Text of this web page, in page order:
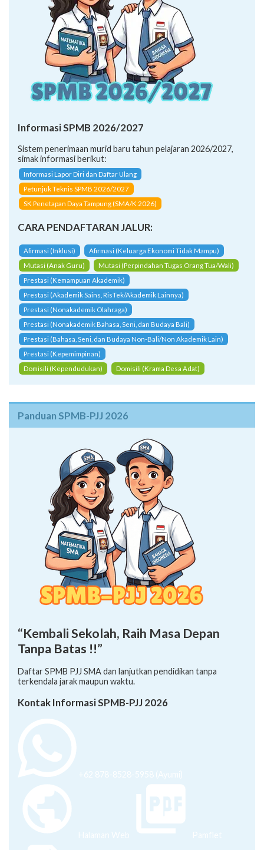
Informasi SPMB 2026/2027
Sistem penerimaan murid baru tahun pelajaran 2026/2027,
simak informasi berikut:
Informasi Lapor Diri dan Daftar Ulang
Petunjuk Teknis SPMB 2026/2027
SK Penetapan Daya Tampung (SMA/K 2026)
CARA PENDAFTARAN JALUR:
Afirmasi (Inklusi)
Afirmasi (Keluarga Ekonomi Tidak Mampu)
Mutasi (Anak Guru)
Mutasi (Perpindahan Tugas Orang Tua/Wali)
Prestasi (Kemampuan Akademik)
Prestasi (Akademik Sains, RisTek/Akademik Lainnya)
Prestasi (Nonakademik Olahraga)
Prestasi (Nonakademik Bahasa, Seni, dan Budaya Bali)
Prestasi (Bahasa, Seni, dan Budaya Non-Bali/Non Akademik Lain)
Prestasi (Kepemimpinan)
Domisili (Kependudukan)
Domisili (Krama Desa Adat)
Panduan SPMB-PJJ 2026
“Kembali Sekolah, Raih Masa Depan
Tanpa Batas !!”
Daftar SPMB PJJ SMA dan lanjutkan pendidikan tanpa
terkendala jarak maupun waktu.
Kontak Informasi SPMB-PJJ 2026
+62 878-8528-5958 (Ayumi)
Halaman Web Pamflet